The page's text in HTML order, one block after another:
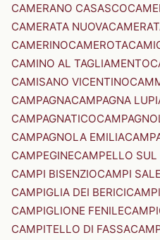
CAMERANO CASASCO
CAMERATA NUOVA
CAMERINOCAMEROTA
CAMINO AL TAGLIAMENTO
CAMISANO VICENTINO
CAMPAGNACAMPAGNA
CAMPAGNATICO
CAMPAGNOLA EMILIA
CAMPEGINECAMPELLO
CAMPI BISENZIOCAMPI
CAMPIGLIA DEI BERICI
CAMPIGLIONE FENILE
CAMPITELLO DI FASSA